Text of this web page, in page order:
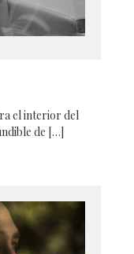
el interior del
de […]